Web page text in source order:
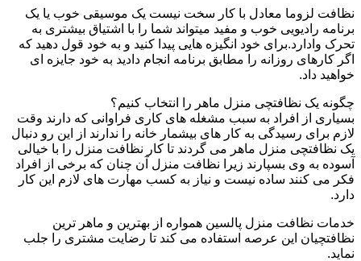
نظافت لزوما معادل با کار سخت نیست یک موسیقی خوب یا یک
برنامه رادیویی خوب و مفید میتواند شما را با اشتیاق بیشتری به
تحرک وادارد.برای خود انگیزه هایی پیدا کنید و به خود قول دهید که
اگر کارهای روزانه را مطابق برنامه انجام دادید به خود جایزه ای
خواهید داد.
چگونه یک نظافتچی منزل ماهر را انتخاب کنیم؟
بسیاری از افراد به سبب مشغله های کاری فراوانی که دارند وقت
لازم برای رسیدگی به کار های بیشمار خانه را ندارند از این رو دنبال
یک نظافتچی منزل ماهر می گردند تا کار نظافت منزل را با خیالی
آسوده به وی بسپارند زیرا نظافت منزل آن چنان که برخی از افراد
فکر می کنند ساده نیست و نیاز به کسب مهارت های لازم این کار
دارد.
خدمات نظافت منزل پالسین همواره از بهترین و ماهر ترین
نظافتچیان این عرصه استفاده می کند تا رضایت مشتری را جلب
نماید.